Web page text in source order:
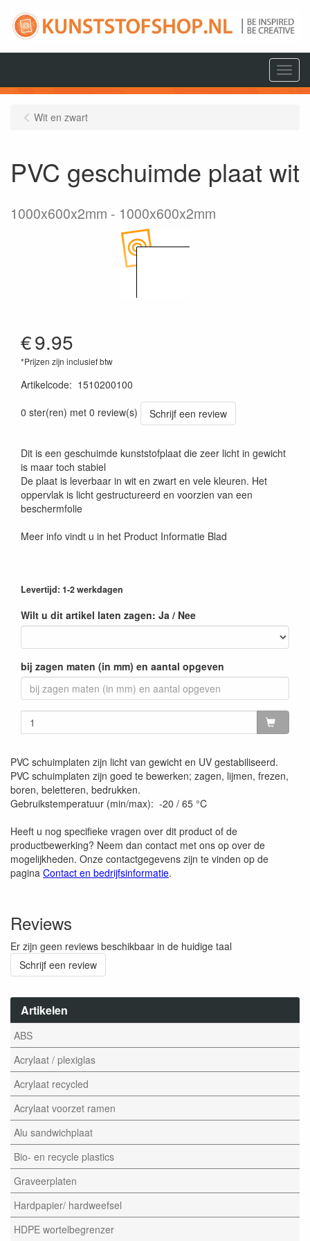
Menu
Artikelen
ABS
Acrylaat / plexiglas
Acrylaat recycled
Acrylaat voorzet ramen
Alu sandwichplaat
Bio- en recycle plastics
Graveerplaten
Hardpapier/ hardweefsel
HDPE wortelbegrenzer
Wit en zwart
PVC geschuimde plaat wit
1000x600x2mm 1000x600x2mm
€9.95
*Prijzen zijn inclusief btw
Artikelcode: 1510200100
0 ster(ren) met 0 review(s)
Schrijf een review
Dit is een geschuimde kunststofplaat die zeer licht in gewicht
is maar toch stabiel
De plaat is leverbaar in wit en zwart en vele kleuren. Het
oppervlak is licht gestructureerd en voorzien van een
beschermfolie
Meer info vindt u in het Product Informatie Blad
Levertijd: 1-2 werkdagen
Wilt u dit artikel laten zagen: Ja / Nee
bij zagen maten (in mm) en aantal opgeven
PVC schuimplaten zijn licht van gewicht en UV gestabiliseerd.
PVC schuimplaten zijn goed te bewerken; zagen, lijmen, frezen,
boren, beletteren, bedrukken.
Gebruikstemperatuur (min/max): -20 / 65 °C
Heeft u nog specifieke vragen over dit product of de
productbewerking? Neem dan contact met ons op over de
mogelijkheden. Onze contactgegevens zijn te vinden op de
pagina Contact en bedrijfsinformatie.
Reviews
Er zijn geen reviews beschikbaar in de huidige taal
Schrijf een review